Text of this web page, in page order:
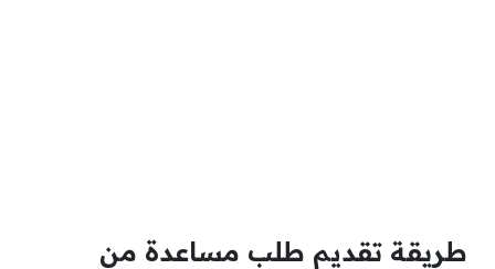
طريقة تقديم طلب مساعدة من